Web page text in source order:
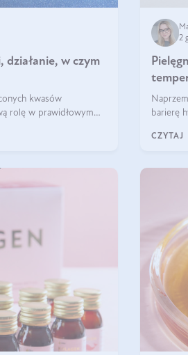
działanie, w czym
kwasów
rolę w prawidłowym
2
barierę
CZYTAJ